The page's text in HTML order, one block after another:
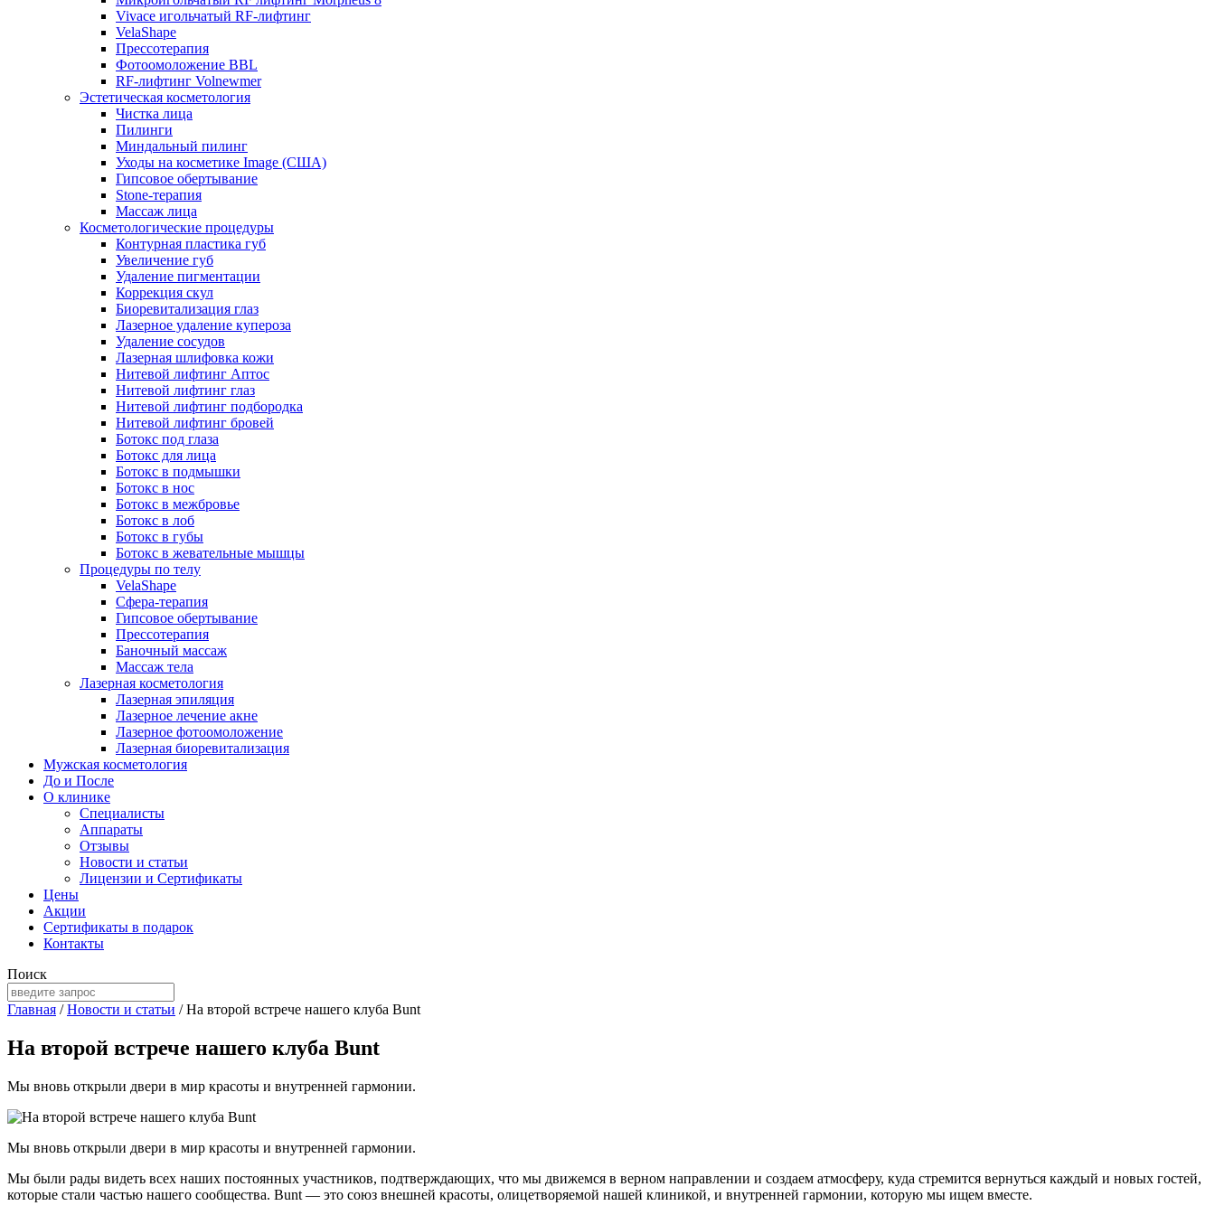
Vivace игольчатый RF-лифтинг
VelaShape
Прессотерапия
Фотоомоложение BBL
RF-лифтинг Volnewmer
Эстетическая косметология
Чистка лица
Пилинги
Миндальный пилинг
Уходы на косметике Image (США)
Гипсовое обертывание
Stone-терапия
Массаж лица
Косметологические процедуры
Контурная пластика губ
Увеличение губ
Удаление пигментации
Коррекция скул
Биоревитализация глаз
Лазерное удаление купероза
Удаление сосудов
Лазерная шлифовка кожи
Нитевой лифтинг Аптос
Нитевой лифтинг глаз
Нитевой лифтинг подбородка
Нитевой лифтинг бровей
Ботокс под глаза
Ботокс для лица
Ботокс в подмышки
Ботокс в нос
Ботокс в межбровье
Ботокс в лоб
Ботокс в губы
Ботокс в жевательные мышцы
Процедуры по телу
VelaShape
Сфера-терапия
Гипсовое обертывание
Прессотерапия
Баночный массаж
Массаж тела
Лазерная косметология
Лазерная эпиляция
Лазерное лечение акне
Лазерное фотоомоложение
Лазерная биоревитализация
Мужская косметология
До и После
О клинике
Специалисты
Аппараты
Отзывы
Новости и статьи
Лицензии и Сертификаты
Цены
Акции
Сертификаты в подарок
Контакты
Поиск
Главная /Новости и статьи /На второй встрече нашего клуба Bunt
На второй встрече нашего клуба Bunt
Мы вновь открыли двери в мир красоты и внутренней гармонии.
Мы вновь открыли двери в мир красоты и внутренней гармонии.
Мы были рады видеть всех наших постоянных участников, подтверждающих, что мы движемся в верном направлении и создаем атмосферу, куда стремится вернуться каждый и новых гостей,
которые стали частью нашего сообщества. Bunt — это союз внешней красоты, олицетворяемой нашей клиникой, и внутренней гармонии, которую мы ищем вместе.